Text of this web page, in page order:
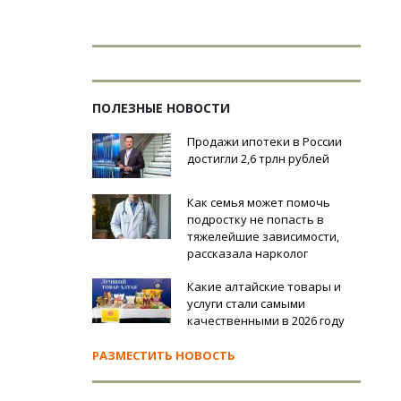
ПОЛЕЗНЫЕ НОВОСТИ
Продажи ипотеки в России
достигли 2,6 трлн рублей
Как семья может помочь
подростку не попасть в
тяжелейшие зависимости,
рассказала нарколог
Какие алтайские товары и
услуги стали самыми
качественными в 2026 году
РАЗМЕСТИТЬ НОВОСТЬ